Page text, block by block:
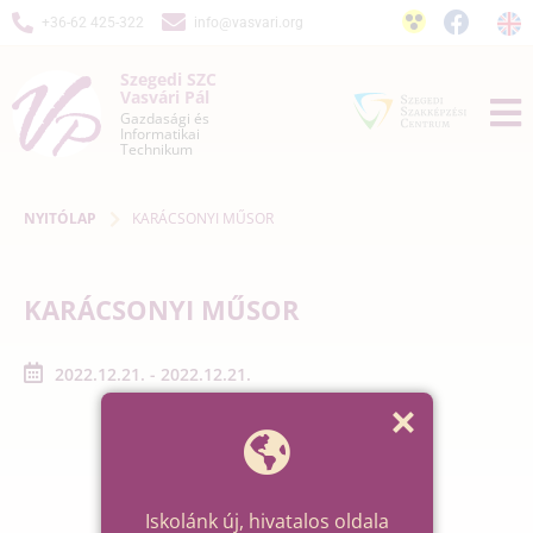
+36-62 425-322 info@vasvari.org
Szegedi SZC
Vasvári Pál
Gazdasági és
Informatikai
Technikum
NYITÓLAP KARÁCSONYI MŰSOR
KARÁCSONYI MŰSOR
2022.12.21. - 2022.12.21.
Iskolánk új, hivatalos oldala